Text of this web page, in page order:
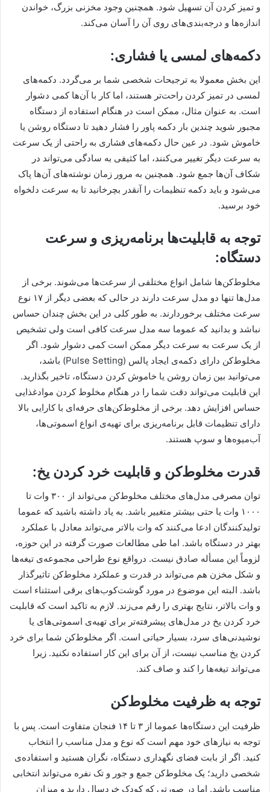
و تمیز کردن آن تسهیل شود. همچنین وجود مخزنی بزرگ، خواندن
اندازه‌ها و درجه‌بندی‌های روی آن را آسان می‌کند.
دکمه‌های لمسی یا فشاری:
این بخش معمولا به ترجیحات شخصی شما بر می‌گردد. دکمه‌های
لمسی در تمیز کردن راحت‌تر هستند، اما کار با آن‌ها کمی دشوار
است. به عنوان مثال، ممکن است در هنگام استفاده از دستگاه
مجبور شوید چندین بار دکمه پاور را فشار دهید تا دستگاه روشن یا
خاموش شود. در عین حال دکمه‌های فشاری به راحتی از یک سرعت
به سرعت دیگر تغییر می‌کنند، اما کثیفی به سادگی می‌تواند در
شکاف آن‌ها جمع شود. همچنین به مرور زمان نوشته‌های آن‌ها پاک
می‌شود و باید دکمه تنظیمات را آنقدر بچرخانید تا به سرعت دلخواه
خود برسید.
توجه به قابلیت‌ها برنامه‌ریزی و سرعت
دستگاه:
مخلوط‌کن‌ها شامل انواع مختلفی از سرعت‌ها می‌شوند. برخی از
مدل‌ها تنها دو مدل سرعت دارند در حالی که بعضی دیگر از ۱۷ نوع
سرعت مختلف برخوردارند. به طور کلی در این بخش چندان حساس
نباشد و بدانید که عموما سه مدل سرعت کافی است ولی تشخیص
از یک سرعت به سرعت دیگر ممکن است کمی دشوار شود. اگر
مخلوط‌کن دارای دکمه‌ی ایجاد پالس (Pulse Setting) باشد،
می‌توانید بین زمان روشن یا خاموش کردن دستگاه، تاخیر بگذارید.
این قابلیت می‌تواند دقت شما را در هنگام مخلوط کردن موادغذایی
حساس افزایش دهد. برخی از مخلوط‌کن‌های حرفه‌ای با کارایی بالا
دارای تنظیمات قابل برنامه‌ریزی برای تهیه‌ی انواع اسموتی‌ها،
آب‌میوه‌ها و سوپ هستند.
قدرت مخلوط‌کن و قابلیت خرد کردن یخ:
توان مصرفی مدل‌های مختلف مخلوط‌کن می‌تواند از ۳۰۰ وات تا
۱۰۰۰ وات یا حتی بیشتر متغییر باشد. به یاد داشته باشید که عموما
تولیدکنندگان ادعا می‌کنند که وات بالاتر می‌تواند معادل با عملکرد
بهتر در دستگاه باشد. اما طی مطالعات صورت گرفته در این حوزه،
لزوماً این مسأله صادق نیست. درواقع نوع طراحی مجموعه‌ی تیغه‌ها
و شکل مخزن هم می‌تواند در قدرت و عملکرد مخلوط‌کن تاثیرگذار
باشد. البته این موضوع در مورد گوشت‌کوب‌های برقی استثناء است
و وات بالاتر، نتایج بهتری را رقم می‌زند. لازم به تاکید است که قابلیت
خرد کردن یخ در مدل‌های پیشرفته‌تر برای تهیه‌ی اسموتی‌های یا
نوشیدنی‌های سرد، بسیار حیاتی است. اگر مخلوط‌کن شما برای خرد
کردن یخ مناسب نیست، از آن برای این کار استفاده نکنید. زیرا
می‌تواند تیغه‌ها را کند و صاف کند.
توجه به ظرفیت مخلوط‌کن
ظرفیت این دستگاه‌ها عموما از ۳ تا ۱۴ فنجان متفاوت است. پس با
توجه به نیازهای خود مهم است که نوع و مدل مناسب را انتخاب
کنید. اگر از بابت فضای نگهداری دستگاه، نگران هستید و استفاده‌ی
شخصی دارید؛ یک مخلوط‌کن جمع و جور و تک نفره می‌تواند انتخابی
مناسب باشد. اما در صورتی که کودک خردسال دارید و میزان